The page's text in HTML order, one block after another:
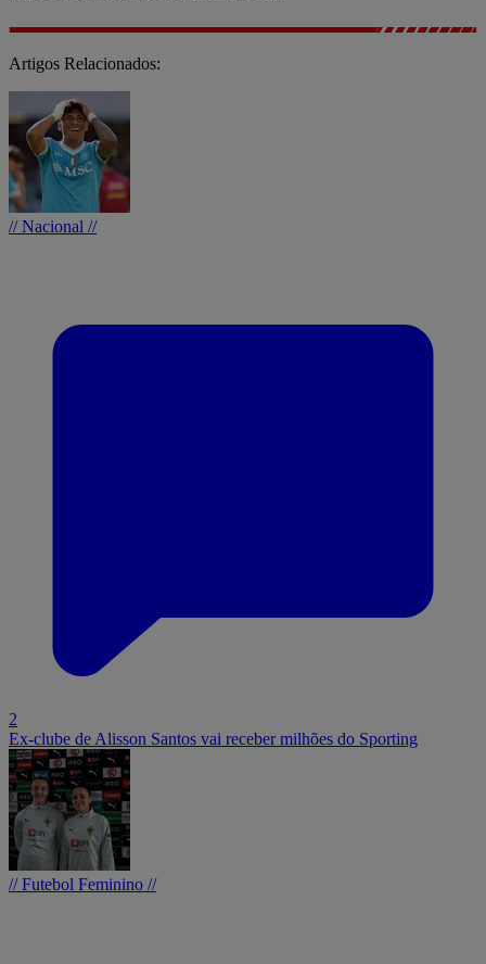
Artigos Relacionados:
// Nacional //
2
Ex-clube de Alisson Santos vai receber milhões do Sporting
// Futebol Feminino //